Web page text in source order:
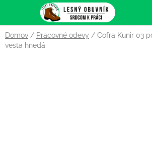
obsah
Domov / Pracovné odevy / Cofra Kunir 03
vesta hnedá